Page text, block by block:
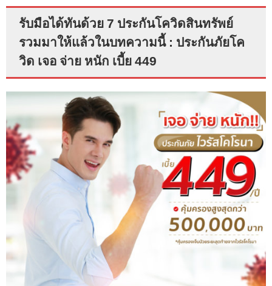
รับมือได้ทันด้วย 7 ประกันโควิดสินทรัพย์
รวมมาให้แล้วในบทความนี้ : ประกันภัยโค
วิด เจอ จ่าย หนัก เบี้ย 449